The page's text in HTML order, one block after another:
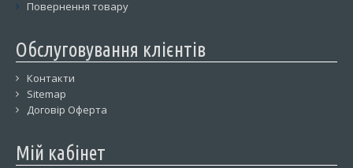
Повернення товару
Обслуговування клієнтів
Контакти
Sitemap
Договір Оферта
Мій кабінет